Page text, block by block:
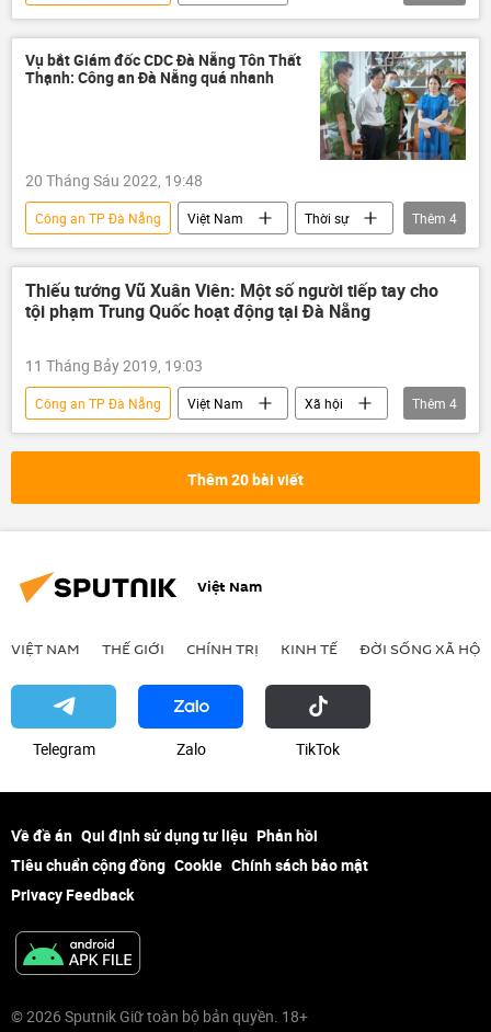
Đà Nẵng
vi phạm
Pháp luật
Facebook
Vụ bắt Giám đốc CDC Đà Nẵng Tôn Thất
Thạnh: Công an Đà Nẵng quá nhanh
20 Tháng Sáu 2022, 19:48
Công an TP Đà Nẵng Việt Nam
Thời sự
Pháp luật
bắt giữ
Công ty Việt Á
Đà Nẵng
Thêm 4
Thiếu tướng Vũ Xuân Viên: Một số người tiếp tay cho
tội phạm Trung Quốc hoạt động tại Đà Nẵng
11 Tháng Bảy 2019, 19:03
Công an TP Đà Nẵng Việt Nam
Xã hội
Vũ Xuân Viên
Đà Nẵng
tội phạm
Thêm 4
Thêm 20 bài viết
Việt Nam
VIỆT NAM THẾ GIỚI CHÍNH TRỊ KINH TẾ ĐỜI SỐNG XÃ HỘI
Telegram Zalo ТikТоk
Về đề án Qui định sử dụng tư liệu Phản hồi
Tiêu chuẩn cộng đồng Cookie Chính sách bảo mật
Privacy Feedback
© 2026 Sputnik Giữ toàn bộ bản quyền. 18+